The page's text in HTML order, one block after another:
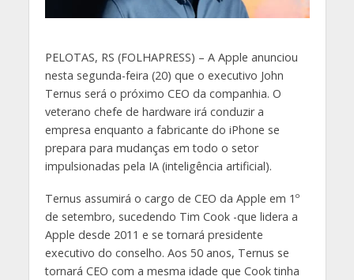
PELOTAS, RS (FOLHAPRESS) – A Apple anunciou
nesta segunda-feira (20) que o executivo John
Ternus será o próximo CEO da companhia. O
veterano chefe de hardware irá conduzir a
empresa enquanto a fabricante do iPhone se
prepara para mudanças em todo o setor
impulsionadas pela IA (inteligência artificial).
Ternus assumirá o cargo de CEO da Apple em 1º
de setembro, sucedendo Tim Cook -que lidera a
Apple desde 2011 e se tornará presidente
executivo do conselho. Aos 50 anos, Ternus se
tornará CEO com a mesma idade que Cook tinha